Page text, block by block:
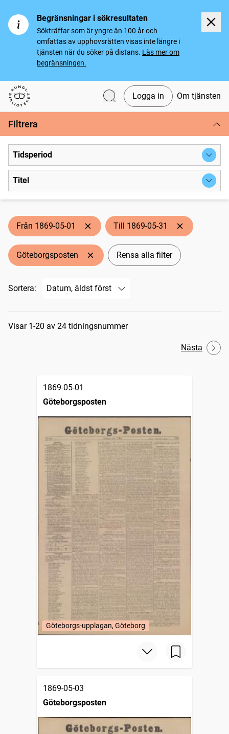
Begränsningar i sökresultaten
Sökträffar som är yngre än 100 år och
omfattas av upphovsrätten visas inte längre i
tjänsten när du söker på distans. Läs mer om
begränsningen.
Svenska tidningar
Logga in Om tjänsten
Filtrera
Tidsperiod
Titel
Från 1869-05-01 Till 1869-05-31
Göteborgsposten Rensa alla filter
Sortera:
Sökresultat
Visar 1-20 av 24 tidningsnummer
Nästa
1869-05-01
Göteborgsposten
Göteborgs-upplagan, Göteborg
1869-05-03
Göteborgsposten